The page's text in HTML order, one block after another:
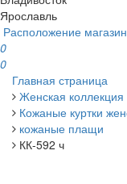
Ярославль
Расположение
0
0
Главная страница
Женская коллекция
Кожаные куртки
кожаные плащи
КК-592 ч